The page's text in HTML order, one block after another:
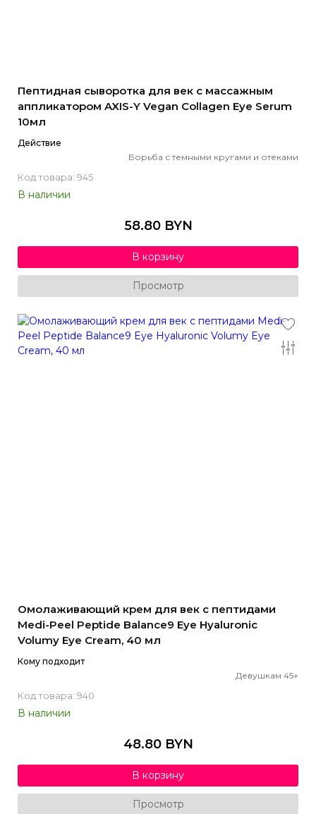
Пептидная сыворотка для век с массажным
аппликатором AXIS-Y Vegan Collagen Eye Serum
10мл
Действие
Борьба с темными кругами и отеками
Код товара: 945
В наличии
58.80 BYN
В корзину
Просмотр
Омолаживающий крем для век с пептидами
Medi-Peel Peptide Balance9 Eye Hyaluronic
Volumy Eye Cream, 40 мл
Кому подходит
Девушкам 45+
Код товара: 940
В наличии
48.80 BYN
В корзину
Просмотр